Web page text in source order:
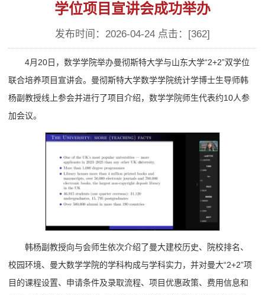
学位项目宣讲会成功举办
发布时间：2026-04-24 点击：[362]
4月20日，数学学院举办曼彻斯特大学与山东大学“2+2”双学位
联合培养项目宣讲会。曼彻斯特大学数学学院统计学博士生导师韩
杨副教授线上参会并进行了项目介绍，数学学院师生代表约10人参
加会议。
韩杨副教授向与会师生依次介绍了曼大建校历史、院校排名、
校园环境、曼大数学学院的学科构成与学科实力，并对曼大“2+2”项
目的课程设置、申请条件及录取流程、项目优惠政策、费用信息和